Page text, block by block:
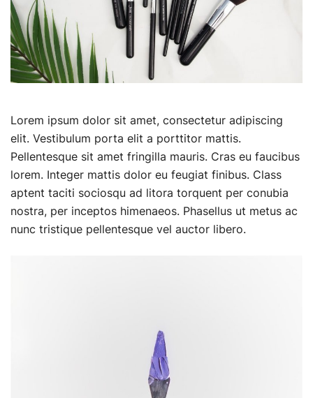
Lorem ipsum dolor sit amet, consectetur adipiscing
elit. Vestibulum porta elit a porttitor mattis.
Pellentesque sit amet fringilla mauris. Cras eu faucibus
lorem. Integer mattis dolor eu feugiat finibus. Class
aptent taciti sociosqu ad litora torquent per conubia
nostra, per inceptos himenaeos. Phasellus ut metus ac
nunc tristique pellentesque vel auctor libero.